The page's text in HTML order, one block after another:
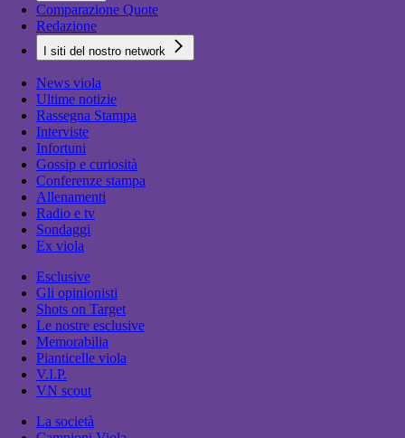
Comparazione Quote
Redazione
I siti del nostro network
News viola
Ultime notizie
Rassegna Stampa
Interviste
Infortuni
Gossip e curiosità
Conferenze stampa
Allenamenti
Radio e tv
Sondaggi
Ex viola
Esclusive
Gli opinionisti
Shots on Target
Le nostre esclusive
Memorabilia
Pianticelle viola
V.I.P.
VN scout
La società